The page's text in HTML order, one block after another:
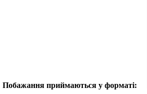
Побажання приймаються у форматі: